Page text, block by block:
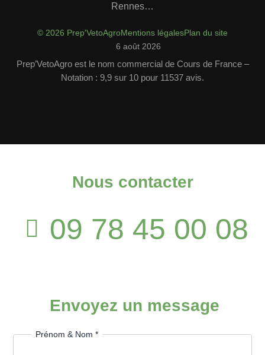
Rennes…
© 2026 Prep'VetoAgroMentions légalesPlan du site
6 août 2026
Prep’VetoAgro est le nom commercial de Cours de France –
Notation : 9,9 sur 10 pour 11537 avis.
Nous contacter
09 78 45 00 08
Envoyez un message
Prénom & Nom*